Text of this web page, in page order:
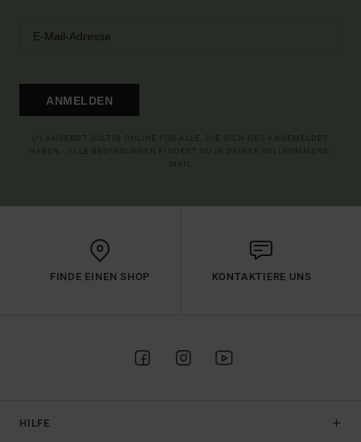
ANMELDEN
FINDE EINEN SHOP KONTAKTIERE UNS
HILFE